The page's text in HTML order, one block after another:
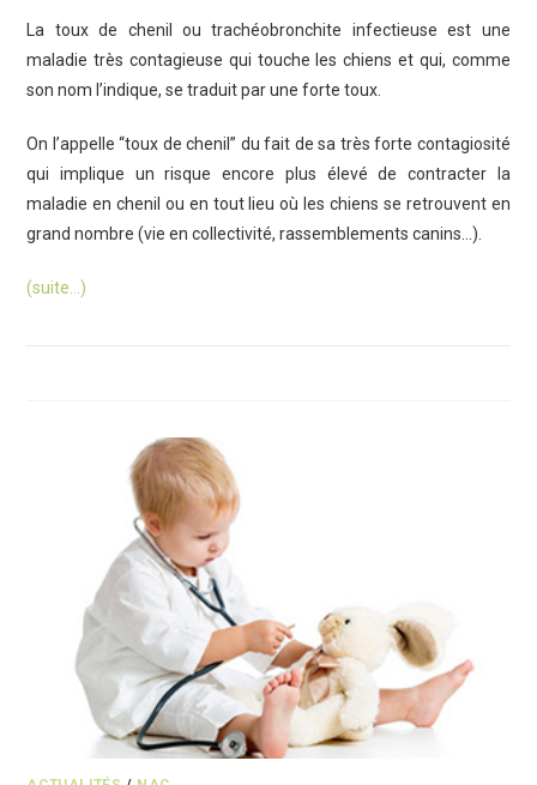
La toux de chenil ou trachéobronchite infectieuse est une
maladie très contagieuse qui touche les chiens et qui, comme
son nom l’indique, se traduit par une forte toux.
On l’appelle “toux de chenil” du fait de sa très forte contagiosité
qui implique un risque encore plus élevé de contracter la
maladie en chenil ou en tout lieu où les chiens se retrouvent en
grand nombre (vie en collectivité, rassemblements canins…).
(suite…)